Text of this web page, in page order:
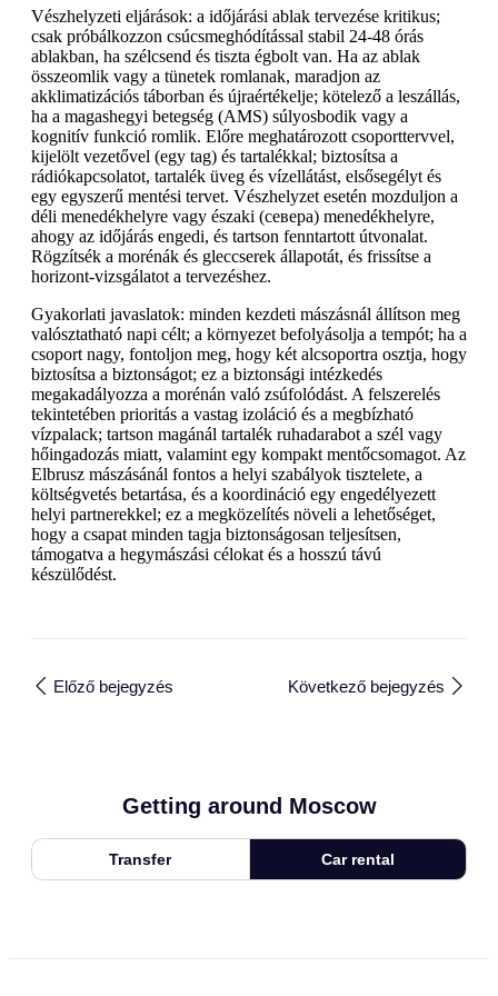
Vészhelyzeti eljárások: a időjárási ablak tervezése kritikus;
csak próbálkozzon csúcsmeghódítással stabil 24-48 órás
ablakban, ha szélcsend és tiszta égbolt van. Ha az ablak
összeomlik vagy a tünetek romlanak, maradjon az
akklimatizációs táborban és újraértékelje; kötelező a leszállás,
ha a magashegyi betegség (AMS) súlyosbodik vagy a
kognitív funkció romlik. Előre meghatározott csoporttervvel,
kijelölt vezetővel (egy tag) és tartalékkal; biztosítsa a
rádiókapcsolatot, tartalék üveg és vízellátást, elsősegélyt és
egy egyszerű mentési tervet. Vészhelyzet esetén mozduljon a
déli menedékhelyre vagy északi (севера) menedékhelyre,
ahogy az időjárás engedi, és tartson fenntartott útvonalat.
Rögzítsék a morénák és gleccserek állapotát, és frissítse a
horizont-vizsgálatot a tervezéshez.
Gyakorlati javaslatok: minden kezdeti mászásnál állítson meg
valósztatható napi célt; a környezet befolyásolja a tempót; ha a
csoport nagy, fontoljon meg, hogy két alcsoportra osztja, hogy
biztosítsa a biztonságot; ez a biztonsági intézkedés
megakadályozza a morénán való zsúfolódást. A felszerelés
tekintetében prioritás a vastag izoláció és a megbízható
vízpalack; tartson magánál tartalék ruhadarabot a szél vagy
hőingadozás miatt, valamint egy kompakt mentőcsomagot. Az
Elbrusz mászásánál fontos a helyi szabályok tisztelete, a
költségvetés betartása, és a koordináció egy engedélyezett
helyi partnerekkel; ez a megközelítés növeli a lehetőséget,
hogy a csapat minden tagja biztonságosan teljesítsen,
támogatva a hegymászási célokat és a hosszú távú
készülődést.
Előző bejegyzés Következő bejegyzés
Getting around Moscow
Transfer Car rental